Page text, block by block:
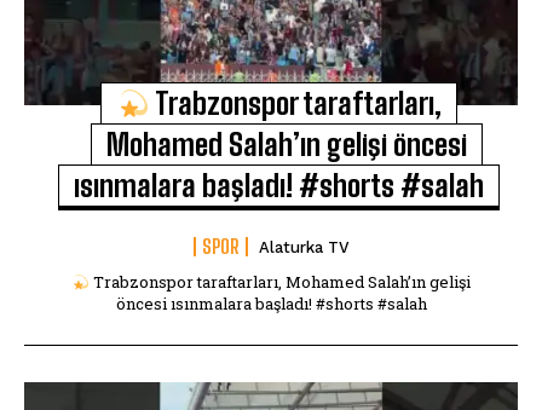
Trabzonspor taraftarları,
Mohamed Salah’ın gelişi öncesi
ısınmalara başladı! #shorts #salah
SPOR Alaturka TV
Trabzonspor taraftarları, Mohamed Salah’ın gelişi
öncesi ısınmalara başladı! #shorts #salah